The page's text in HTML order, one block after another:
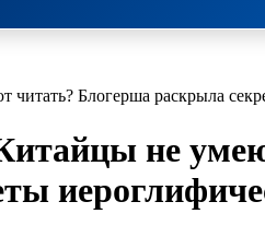
читать? Блогерша раскрыла
не